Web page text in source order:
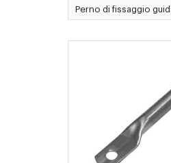
Perno di fissaggio